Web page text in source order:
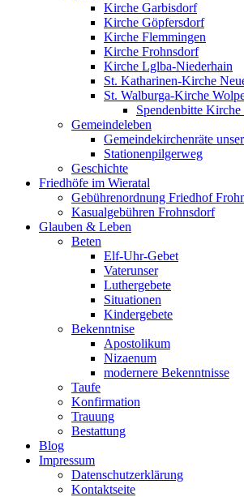
Kirche Garbisdorf
Kirche Göpfersdorf
Kirche Flemmingen
Kirche Frohnsdorf
Kirche Lglba-Niederhain
St. Katharinen-Kirche
St. Walburga-Kirche
Spendenbitte
Gemeindeleben
Gemeindekirchenräte
Stationenpilgerweg
Geschichte
Friedhöfe im Wieratal
Gebührenordnung Friedhof
Kasualgebühren Frohnsdorf
Glauben & Leben
Beten
Elf-Uhr-Gebet
Vaterunser
Luthergebete
Situationen
Kindergebete
Bekenntnise
Apostolikum
Nizaenum
modernere Bekenntnisse
Taufe
Konfirmation
Trauung
Bestattung
Blog
Impressum
Datenschutzerklärung
Kontaktseite